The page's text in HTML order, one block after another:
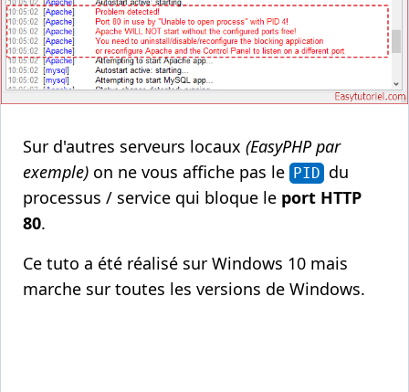
Sur d'autres serveurs locaux (EasyPHP par
exemple) on ne vous affiche pas le PID du
processus / service qui bloque le port HTTP
80.
Ce tuto a été réalisé sur Windows 10 mais
marche sur toutes les versions de Windows.